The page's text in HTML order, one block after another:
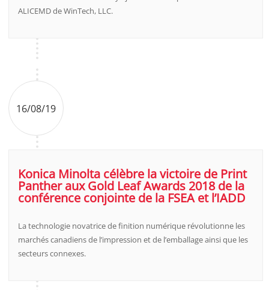
ALICEMD de WinTech, LLC.
16/08/19
Konica Minolta célèbre la victoire de Print
Panther aux Gold Leaf Awards 2018 de la
conférence conjointe de la FSEA et l’IADD
La technologie novatrice de finition numérique révolutionne les
marchés canadiens de l’impression et de l’emballage ainsi que les
secteurs connexes.